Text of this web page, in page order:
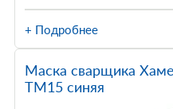
+ Подробнее
Маска сварщика
TM15 синяя